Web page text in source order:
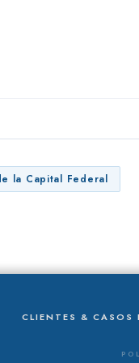
la Capital Federal
CLIENTES & CASOS